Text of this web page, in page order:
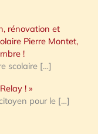
rénovation et
Pierre Montet,
!
scolaire […]
! »
pour le […]